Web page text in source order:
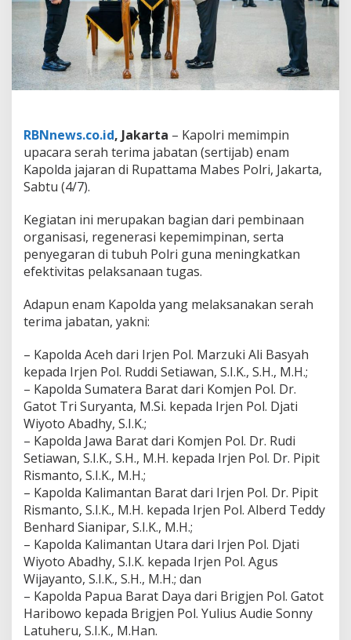
n
k
a
n
d
S
e
r
t
a
E
n
a
K
p
l
d
a
a
j
a
n
RBNnews.co.id, Jakarta – Kapolri memimpin
upacara serah terima jabatan (sertijab) enam
Kapolda jajaran di Rupattama Mabes Polri, Jakarta,
Sabtu (4/7).
Kegiatan ini merupakan bagian dari pembinaan
organisasi, regenerasi kepemimpinan, serta
penyegaran di tubuh Polri guna meningkatkan
efektivitas pelaksanaan tugas.
Adapun enam Kapolda yang melaksanakan serah
terima jabatan, yakni:
– Kapolda Aceh dari Irjen Pol. Marzuki Ali Basyah
kepada Irjen Pol. Ruddi Setiawan, S.I.K., S.H., M.H.;
– Kapolda Sumatera Barat dari Komjen Pol. Dr.
Gatot Tri Suryanta, M.Si. kepada Irjen Pol. Djati
Wiyoto Abadhy, S.I.K.;
– Kapolda Jawa Barat dari Komjen Pol. Dr. Rudi
Setiawan, S.I.K., S.H., M.H. kepada Irjen Pol. Dr. Pipit
Rismanto, S.I.K., M.H.;
– Kapolda Kalimantan Barat dari Irjen Pol. Dr. Pipit
Rismanto, S.I.K., M.H. kepada Irjen Pol. Alberd Teddy
Benhard Sianipar, S.I.K., M.H.;
– Kapolda Kalimantan Utara dari Irjen Pol. Djati
Wiyoto Abadhy, S.I.K. kepada Irjen Pol. Agus
Wijayanto, S.I.K., S.H., M.H.; dan
– Kapolda Papua Barat Daya dari Brigjen Pol. Gatot
Haribowo kepada Brigjen Pol. Yulius Audie Sonny
Latuheru, S.I.K., M.Han.